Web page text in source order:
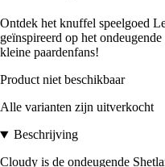
Ontdek het knuffel speelgoed
geïnspireerd op het
kleine paardenfans!
Product niet beschikbaar
Alle varianten zijn uitverkocht
Beschrijving
Cloudy is de ondeugende